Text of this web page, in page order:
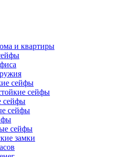
и квартиры
сейфы
сейфы
сейфы
сейфы
сейфы
замки